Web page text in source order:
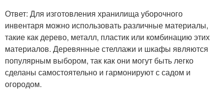
Ответ: Для изготовления хранилища уборочного
инвентаря можно использовать различные материалы,
такие как дерево, металл, пластик или комбинацию этих
материалов. Деревянные стеллажи и шкафы являются
популярным выбором, так как они могут быть легко
сделаны самостоятельно и гармонируют с садом и
огородом.